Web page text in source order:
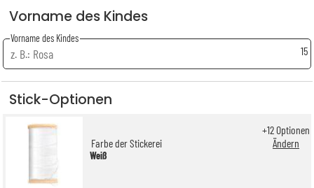
Vorname des Kindes
Vorname des Kindes
15
Stick-Optionen
Farbe der Stickerei
Weiß
+12Optionen
Ändern